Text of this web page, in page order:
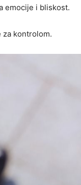
emocije i bliskost.
kontrolom.